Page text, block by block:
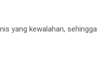
yang kewalahan, sehingga